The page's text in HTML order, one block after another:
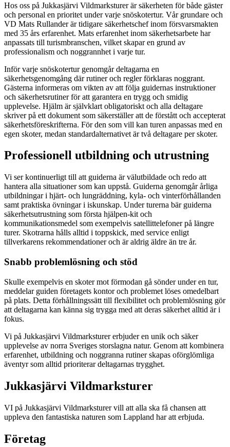
Hos oss på Jukkasjärvi Vildmarksturer är säkerheten för både gäster
och personal en prioritet under varje snöskotertur. Vår grundare och
VD Mats Rullander är tidigare säkerhetschef inom försvarsmakten
med 35 års erfarenhet. Mats erfarenhet inom säkerhetsarbete har
anpassats till turismbranschen, vilket skapar en grund av
professionalism och noggrannhet i varje tur.
Inför varje snöskotertur genomgår deltagarna en
säkerhetsgenomgång där rutiner och regler förklaras noggrant.
Gästerna informeras om vikten av att följa guidernas instruktioner
och säkerhetsrutiner för att garantera en trygg och smidig
upplevelse. Hjälm är självklart obligatoriskt och alla deltagare
skriver på ett dokument som säkerställer att de förstått och accepterat
säkerhetsföreskrifterna. För den som vill kan turen anpassas med en
egen skoter, medan standardalternativet är två deltagare per skoter.
Professionell utbildning och utrustning
Vi ser kontinuerligt till att guiderna är välutbildade och redo att
hantera alla situationer som kan uppstå. Guiderna genomgår årliga
utbildningar i hjärt- och lungräddning, kyla- och vinterförhållanden
samt praktiska övningar i iskunskap. Under turerna bär guiderna
säkerhetsutrustning som första hjälpen-kit och
kommunikationsmedel som exempelvis satellittelefoner på längre
turer. Skotrarna hålls alltid i toppskick, med service enligt
tillverkarens rekommendationer och är aldrig äldre än tre år.
Snabb problemlösning och stöd
Skulle exempelvis en skoter mot förmodan gå sönder under en tur,
meddelar guiden företagets kontor och problemet löses omedelbart
på plats. Detta förhållningssätt till flexibilitet och problemlösning gör
att deltagarna kan känna sig trygga med att deras säkerhet alltid är i
fokus.
Vi på Jukkasjärvi Vildmarksturer erbjuder en unik och säker
upplevelse av norra Sveriges storslagna natur. Genom att kombinera
erfarenhet, utbildning och noggranna rutiner skapas oförglömliga
äventyr som alltid prioriterar deltagarnas trygghet.
Jukkasjärvi Vildmarksturer
VI på Jukkasjärvi Vildmarksturer vill att alla ska få chansen att
uppleva den fantastiska naturen som Lappland har att erbjuda.
Företag